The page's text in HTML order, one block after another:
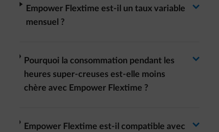
Empower Flextime est-il un taux variable
mensuel ?
arrow-right
Pourquoi la consommation pendant les
heures super-creuses est-elle moins
chère avec Empower Flextime ?
arrow-right
Empower Flextime est-il compatible avec
arrow-right